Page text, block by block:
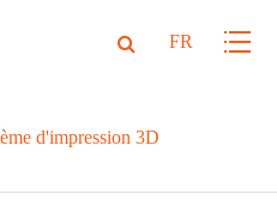
FR
d'impression 3D